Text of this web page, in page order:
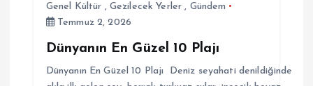
Genel Kültür , Gezilecek Yerler , Gündem
Temmuz 2, 2026
Dünyanın En Güzel 10 Plajı
Dünyanın En Güzel 10 Plajı Deniz seyahati denildiğinde